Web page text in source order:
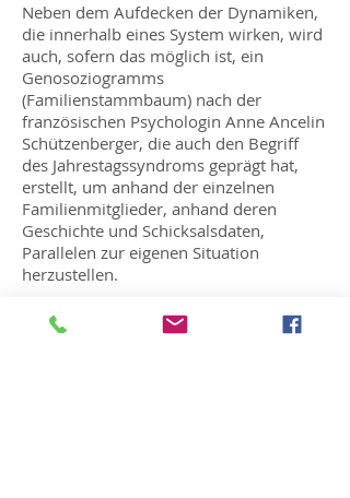
Neben dem Aufdecken der Dynamiken,
die innerhalb eines System wirken, wird
auch, sofern das möglich ist, ein
Genosoziogramms
(Familienstammbaum) nach der
französischen Psychologin Anne Ancelin
Schützenberger, die auch den Begriff
des Jahrestagssyndroms geprägt hat,
erstellt, um anhand der einzelnen
Familienmitglieder, anhand deren
Geschichte und Schicksalsdaten,
Parallelen zur eigenen Situation
herzustellen.
Des weiteren wird die Methode des
Familienstellens, in der Gruppe und in